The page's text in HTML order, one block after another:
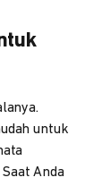
untuk
Anda